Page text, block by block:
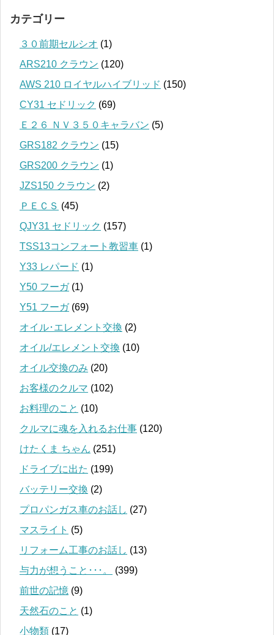
カテゴリー
３０前期セルシオ (1)
ARS210 クラウン (120)
AWS 210 ロイヤルハイブリッド (150)
CY31 セドリック (69)
Ｅ２６ ＮＶ３５０キャラバン (5)
GRS182 クラウン (15)
GRS200 クラウン (1)
JZS150 クラウン (2)
ＰＥＣＳ (45)
QJY31 セドリック (157)
TSS13コンフォート教習車 (1)
Y33 レパード (1)
Y50 フーガ(1)
Y51 フーガ(69)
オイル･エレメント交換 (2)
オイル/エレメント交換 (10)
オイル交換のみ (20)
お客様のクルマ (102)
お料理のこと (10)
クルマに魂を入れるお仕事 (120)
けたくま ちゃん (251)
ドライブに出た (199)
バッテリー交換 (2)
プロパンガス車のお話し (27)
マスライト (5)
リフォーム工事のお話し (13)
与力が想うこと･･･。
(399)
前世の記憶 (9)
天然石のこと (1)
小物類 (17)